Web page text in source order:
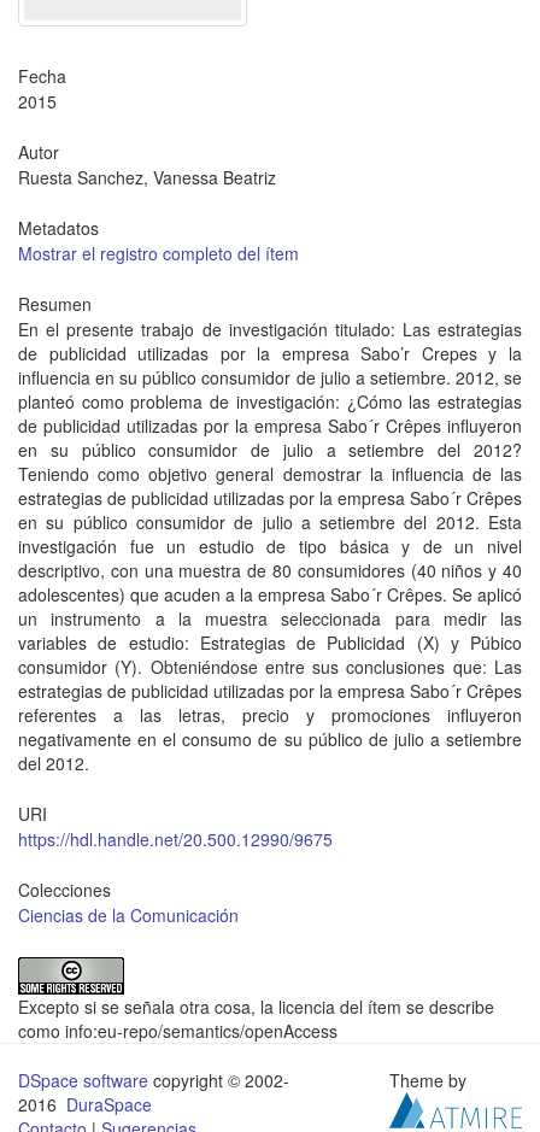
Fecha
2015
Autor
Ruesta Sanchez, Vanessa Beatriz
Metadatos
Mostrar el registro completo del ítem
Resumen
En el presente trabajo de investigación titulado: Las estrategias
de publicidad utilizadas por la empresa Sabo’r Crepes y la
influencia en su público consumidor de julio a setiembre. 2012, se
planteó como problema de investigación: ¿Cómo las estrategias
de publicidad utilizadas por la empresa Sabo´r Crêpes influyeron
en su público consumidor de julio a setiembre del 2012?
Teniendo como objetivo general demostrar la influencia de las
estrategias de publicidad utilizadas por la empresa Sabo´r Crêpes
en su público consumidor de julio a setiembre del 2012. Esta
investigación fue un estudio de tipo básica y de un nivel
descriptivo, con una muestra de 80 consumidores (40 niños y 40
adolescentes) que acuden a la empresa Sabo´r Crêpes. Se aplicó
un instrumento a la muestra seleccionada para medir las
variables de estudio: Estrategias de Publicidad (X) y Púbico
consumidor (Y). Obteniéndose entre sus conclusiones que: Las
estrategias de publicidad utilizadas por la empresa Sabo´r Crêpes
referentes a las letras, precio y promociones influyeron
negativamente en el consumo de su público de julio a setiembre
del 2012.
URI
https://hdl.handle.net/20.500.12990/9675
Colecciones
Ciencias de la Comunicación
Excepto si se señala otra cosa, la licencia del ítem se describe
como info:eu-repo/semantics/openAccess
DSpace software copyright © 2002-
2016 DuraSpace
Theme by